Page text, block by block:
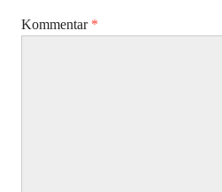
Kommentar *